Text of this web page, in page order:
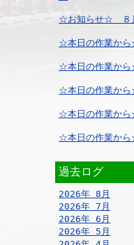
☆お知らせ☆ ８
☆本日の作業か
☆本日の作業か
☆本日の作業か
☆本日の作業か
☆本日の作業か
過去ログ
2026年 8月
2026年 7月
2026年 6月
2026年 5月